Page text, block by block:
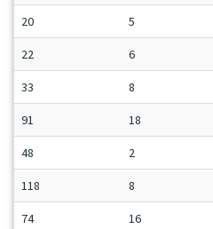
20 5
22 6
33 8
91 18
48 2
118 8
74 16